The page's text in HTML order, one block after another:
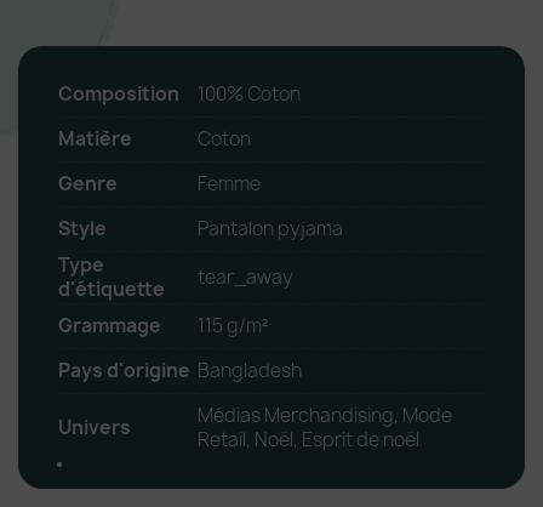
Composition
100% Coton
Matière
Coton
Genre
Femme
Style
Pantalon pyjama
Type
d'étiquette
tear_away
Grammage
115 g/m²
Pays d'origine Bangladesh
Univers
Médias Merchandising, Mode
Retail, Noël, Esprit de noël